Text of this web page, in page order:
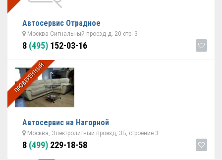
Автосервис Отрадное
Москва Сигнальный проезд д. 20 стр. 3
8 (495) 152-03-16
ПРОВЕРЕННЫЙ
Автосервис на Нагорной
Москва, Электролитный проезд, 3Б, строение 3
8 (499) 229-18-58